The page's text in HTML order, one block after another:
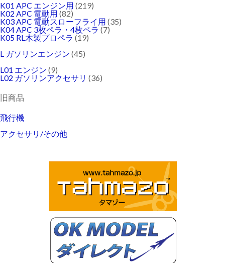
K01 APC エンジン用 (219)
K02 APC 電動用 (82)
K03 APC 電動スローフライ用 (35)
K04 APC 3枚ペラ・4枚ペラ (7)
K05 RL木製プロペラ (19)
L ガソリンエンジン (45)
L01 エンジン (9)
L02 ガソリンアクセサリ (36)
旧商品
飛行機
アクセサリ/その他